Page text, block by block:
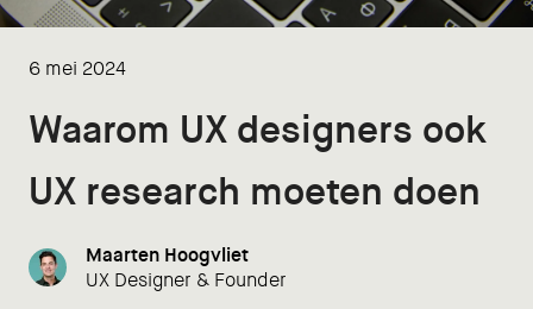
6 mei 2024
Waarom UX designers ook
UX research moeten doen
Maarten Hoogvliet
UX Designer & Founder